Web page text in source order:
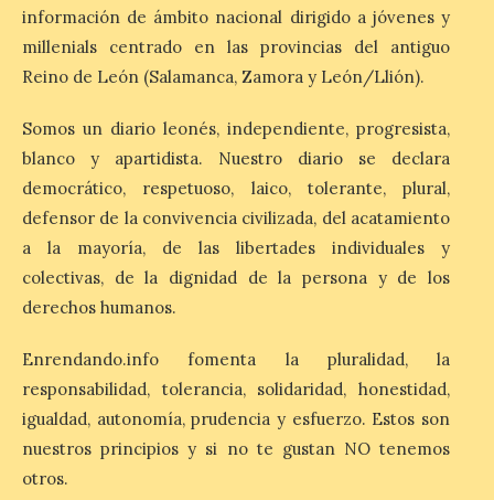
Esta medida afecta a los
espectáculos nocturnos
Diana previstos para los
así como al encendido extraordinario del
día 25. La reserva de agua en el estanque
«El Mar», […]
El Descenso Internacional
del Sella arranca con el
y el izado de las banderas
autonómicas
6 Ago 2026
información de ámbito nacional dirigido a jóvenes y
millenials centrado en las provincias del antiguo
Reino de León (Salamanca, Zamora y León/Llión).
Somos un diario leonés, independiente, progresista,
blanco y apartidista. Nuestro diario se declara
democrático, respetuoso, laico, tolerante, plural,
defensor de la convivencia civilizada, del acatamiento
a la mayoría, de las libertades individuales y
colectivas, de la dignidad de la persona y de los
derechos humanos.
Enrendando.info fomenta la pluralidad, la
responsabilidad, tolerancia, solidaridad, honestidad,
igualdad, autonomía, prudencia y esfuerzo. Estos son
nuestros principios y si no te gustan NO tenemos
otros.